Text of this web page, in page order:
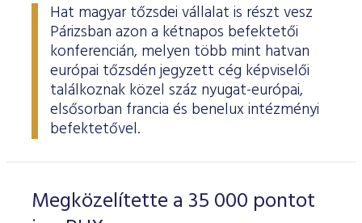
Hat magyar tőzsdei vállalat is részt vesz
Párizsban azon a kétnapos befektetői
konferencián, melyen több mint hatvan
európai tőzsdén jegyzett cég képviselői
találkoznak közel száz nyugat-európai,
elsősorban francia és benelux intézményi
befektetővel.
Megközelítette a 35 000 pontot